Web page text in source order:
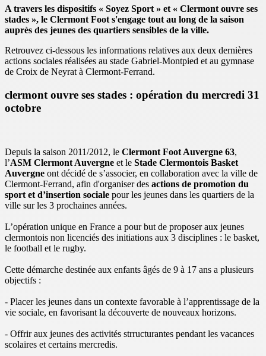
A travers les dispositifs « Soyez Sport » et « Clermont ouvre ses
stades », le Clermont Foot s'engage tout au long de la saison
auprès des jeunes des quartiers sensibles de la ville.
Retrouvez ci-dessous les informations relatives aux deux dernières
actions sociales réalisées au stade Gabriel-Montpied et au gymnase
de Croix de Neyrat à Clermont-Ferrand.
clermont ouvre ses stades : opération du mercredi 31
octobre
Depuis la saison 2011/2012, le Clermont Foot Auvergne 63,
l’ASM Clermont Auvergne et le Stade Clermontois Basket
Auvergne ont décidé de s’associer, en collaboration avec la ville de
Clermont-Ferrand, afin d'organiser des actions de promotion du
sport et d’insertion sociale pour les jeunes dans les quartiers de la
ville sur les 3 prochaines années.
L’opération unique en France a pour but de proposer aux jeunes
clermontois non licenciés des initiations aux 3 disciplines : le basket,
le football et le rugby.
Cette démarche destinée aux enfants âgés de 9 à 17 ans a plusieurs
objectifs :
- Placer les jeunes dans un contexte favorable à l’apprentissage de la
vie sociale, en favorisant la découverte de nouveaux horizons.
- Offrir aux jeunes des activités strructurantes pendant les vacances
scolaires et certains mercredis.